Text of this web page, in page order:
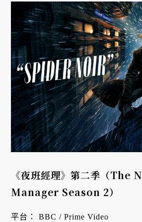
《夜班經理》第二季（The
Manager Season 2）
平台： BBC / Prime Video